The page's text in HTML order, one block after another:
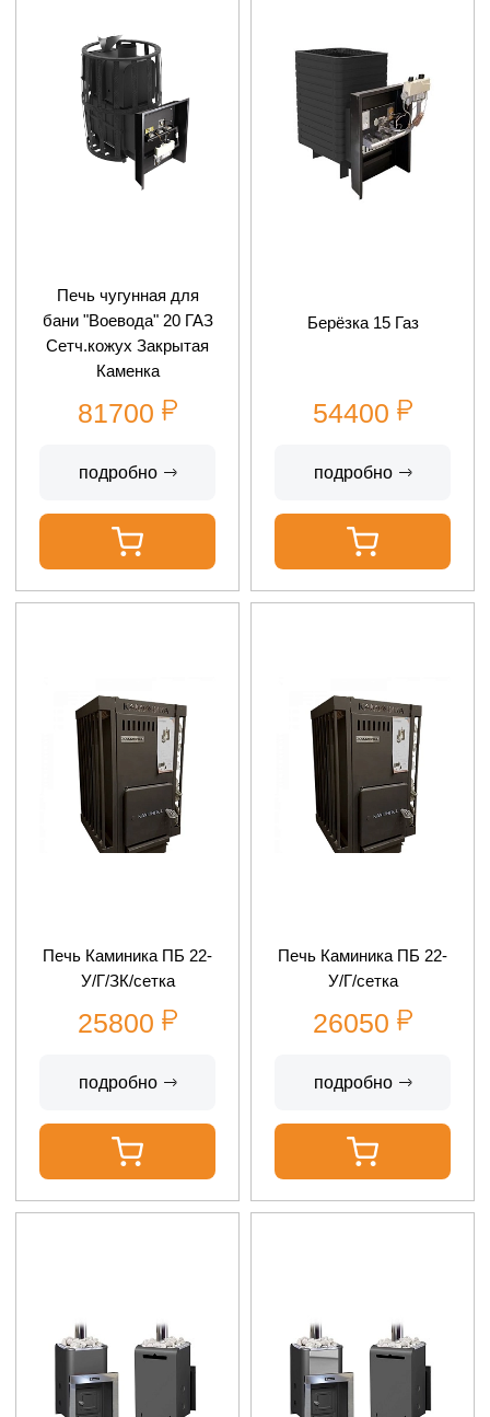
Печь чугунная для
бани "Воевода" 20 ГАЗ
Сетч.кожух Закрытая
Каменка
81700
подробно
Берёзка 15 Газ
54400
подробно
Печь Каминика ПБ 22-
У/Г/ЗК/сетка
25800
подробно
Печь Каминика ПБ 22-
У/Г/сетка
26050
подробно